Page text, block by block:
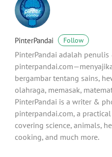
PinterPandai Follow
PinterPandai adalah
bergambar tentang sains,
olahraga, memasak,
PinterPandai is a writer &
pinterpandai.com, a
covering science, animals,
cooking, and much more.